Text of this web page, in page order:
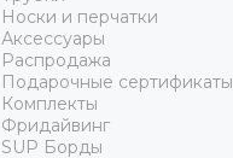
Носки и перчатки
Аксессуары
Распродажа
Подарочные сертификаты
Комплекты
Фридайвинг
SUP Борды